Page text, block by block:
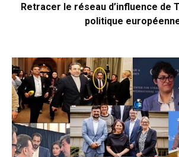
Retracer le réseau d’influence de
politique